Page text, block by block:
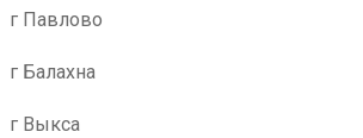
г Павлово
г Балахна
г Выкса